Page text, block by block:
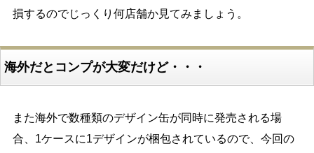
損するのでじっくり何店舗か見てみましょう。
海外だとコンプが大変だけど・・・
また海外で数種類のデザイン缶が同時に発売される場
合、1ケースに1デザインが梱包されているので、今回の